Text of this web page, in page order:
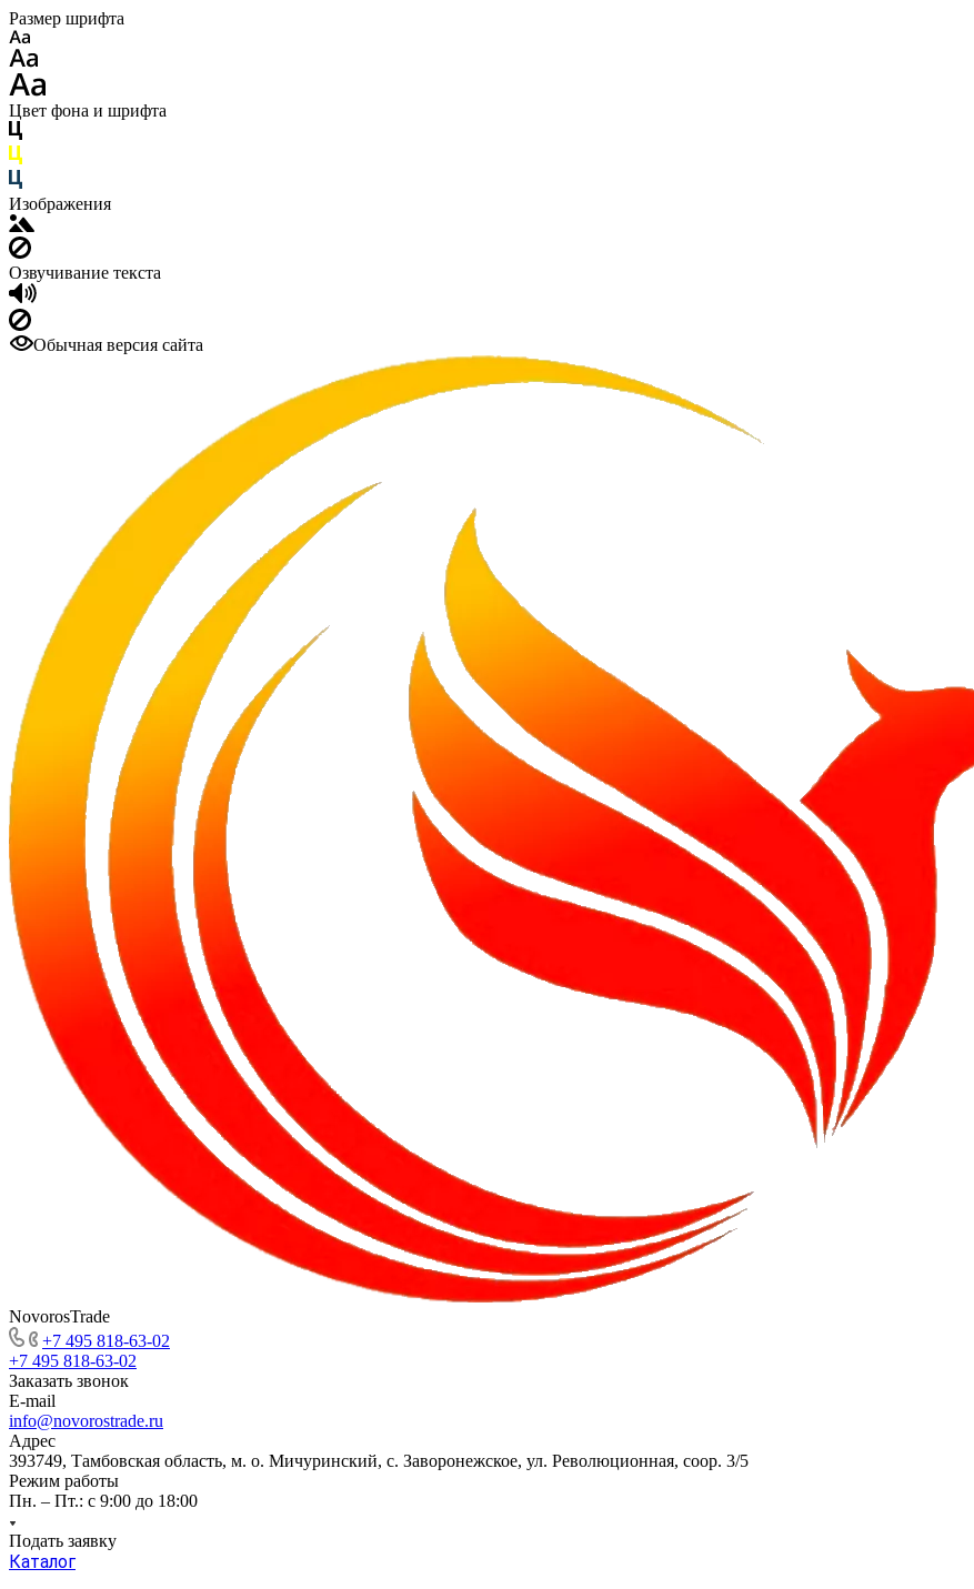
Размер шрифта
Цвет фона и шрифта
Изображения
Озвучивание текста
Обычная версия сайта
NovorosTrade
+7 495 818-63-02
+7 495 818-63-02
Заказать звонок
E-mail
info@novorostrade.ru
Адрес
393749, Тамбовская область, м. о. Мичуринский, с. Заворонежское, ул. Революционная, соор. 3/5
Режим работы
Пн. – Пт.: с 9:00 до 18:00
Подать заявку
Каталог